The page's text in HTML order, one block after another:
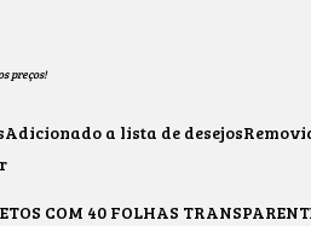
preços!
Adicionado a lista de desejos
COM 40 FOLHAS